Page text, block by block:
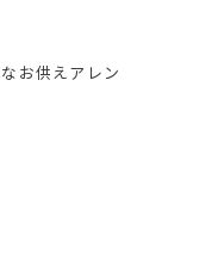
お供えアレン